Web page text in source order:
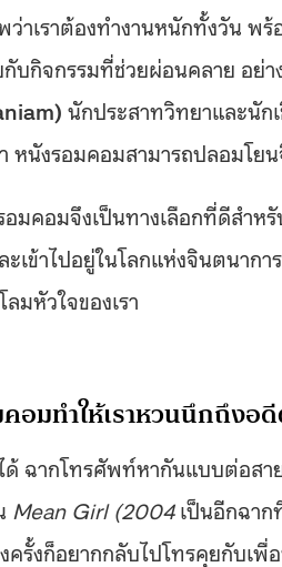
ว่าเราต้องทำงานหนักทั้งวัน พ
กับกิจกรรมที่ช่วยผ่อนคลาย อย่
นักประสาทวิทยาและนัก
หนังรอมคอมสามารถปลอมโยน
มคอมจึงเป็นทางเลือกที่ดีสำห
ะเข้าไปอยู่ในโลกแห่งจินตนากา
มหัวใจของเรา
อมทำให้เราหวนนึกถึงอ
ด้ ฉากโทรศัพท์หากันแบบต่อส
Mean Girl (2004เป็นอีกฉา
ครั้งก็อยากกลับไปโทรคุยกับเ